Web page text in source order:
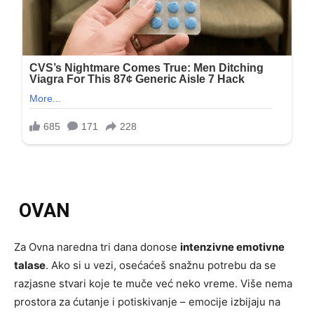
OVAN
Za Ovna naredna tri dana donose intenzivne emotivne
talase. Ako si u vezi, osećaćeš snažnu potrebu da se
razjasne stvari koje te muče već neko vreme. Više nema
prostora za ćutanje i potiskivanje – emocije izbijaju na